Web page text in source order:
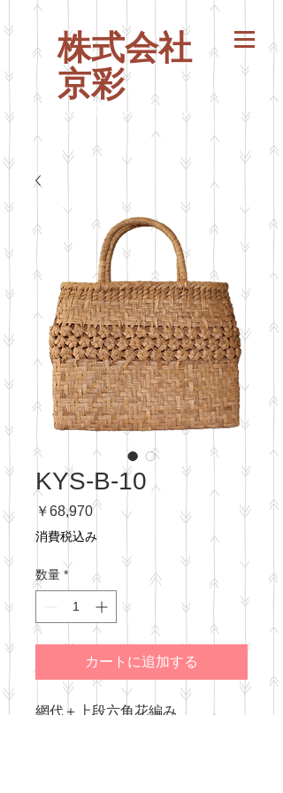
株式会社
京彩
山葡萄バッグ
山ぶ
どう
KYS-B-10
￥68,970価
格
消費税込み
数量 *
カートに追加する
網代＋上段六角花編み